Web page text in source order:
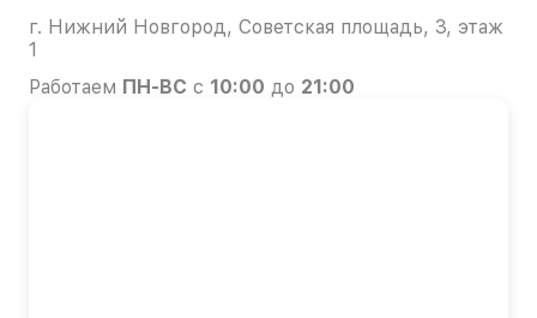
г. Нижний Новгород, Советская площадь, 3, этаж
1
Работаем ПН-ВС с 10:00 до 21:00